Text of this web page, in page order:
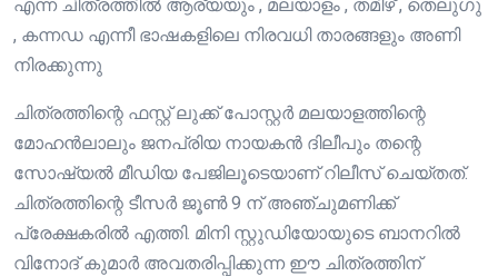
എന്ന ചിത്രത്തിൽ ആര്യയും , മലയാളം , തമിഴ് , തെലുഗു
, കന്നഡ എന്നീ ഭാഷകളിലെ നിരവധി താരങ്ങളും അണി
നിരക്കുന്നു
ചിത്രത്തിന്റെ ഫസ്റ്റ് ലുക്ക് പോസ്റ്റർ മലയാളത്തിന്റെ
മോഹൻലാലും ജനപ്രിയ നായകൻ ദിലീപും തന്റെ
സോഷ്യൽ മീഡിയ പേജിലൂടെയാണ് റിലീസ് ചെയ്തത്.
ചിത്രത്തിന്റെ ടീസർ ജൂൺ 9 ന് അഞ്ചുമണിക്ക്‌
പ്രേക്ഷകരിൽ എത്തി. മിനി സ്റ്റുഡിയോയുടെ ബാനറിൽ
വിനോദ് കുമാർ അവതരിപ്പിക്കുന്ന ഈ ചിത്രത്തിന്